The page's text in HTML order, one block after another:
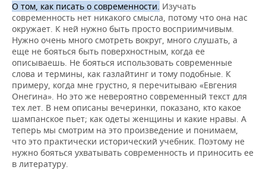
О том, как писать о современности. Изучать
современность нет никакого смысла, потому что она нас
окружает. К ней нужно быть просто восприимчивым.
Нужно очень много смотреть вокруг, много слушать, а
еще не бояться быть поверхностным, когда ее
описываешь. Не бояться использовать современные
слова и термины, как газлайтинг и тому подобные. К
примеру, когда мне грустно, я перечитываю «Евгения
Онегина». Но это же невероятно современный текст для
тех лет. В нем описаны вечеринки, показано, кто какое
шампанское пьет; как одеты женщины и какие нравы. А
теперь мы смотрим на это произведение и понимаем,
что это практически исторический учебник. Поэтому не
нужно бояться ухватывать современность и приносить ее
в литературу.